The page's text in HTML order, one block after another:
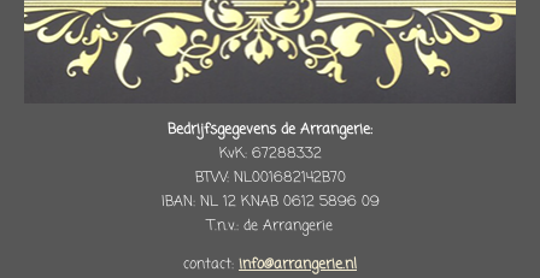
Bedrijfsgegevens de Arrangerie:
KvK: 67288332
BTW: NL001682142B70
IBAN: NL 12 KNAB 0612 5896 09
T.n.v.: de Arrangerie
contact: info@arrangerie.nl